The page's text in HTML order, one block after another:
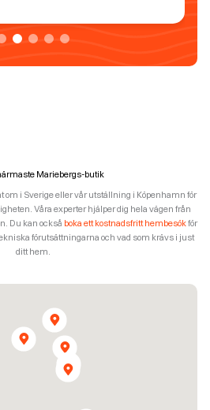
Mariebergs-butik
om i Sverige eller vår utställning i Köpenhamn för
Våra experter hjälper dig hela vägen från
Du kan också boka ett kostnadsfritt hembesökför
förutsättningarna och vad som krävs i just
ditt hem.